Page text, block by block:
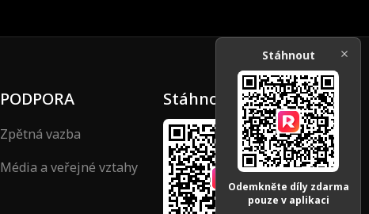
PODPORA
Zpětná vazba
Média a veřejné vztahy
Stáhnout
Stáhnout
Odemkněte díly zdarma
pouze v aplikaci